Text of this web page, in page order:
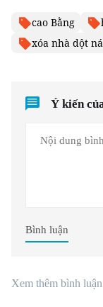
cao Bằng
xóa nhà dột
Ý kiến
Bình luận
Xem thêm bình luận